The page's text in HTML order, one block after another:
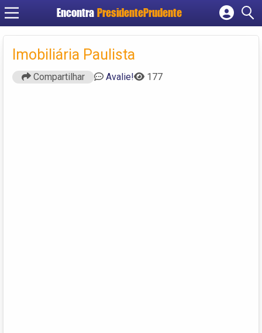
Encontra PresidentePrudente
Cadastrar empresa
Criar conta
Imobiliária Paulista
Compartilhar Avalie! 177